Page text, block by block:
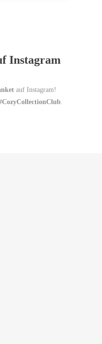
Instagram
auf Instagram!